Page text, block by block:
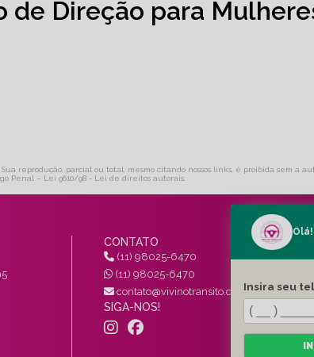
de Direção para
reprodução, parcial ou total, mesmo citando nossos links, é proibida sem a
Penal – Lei 9610/98 - Lei de direitos autorais.
CONTATO
(11) 98025-6470
(11) 98025-6470
contato@vivinotransito.com.br
SIGA-NOS!
Insira seu